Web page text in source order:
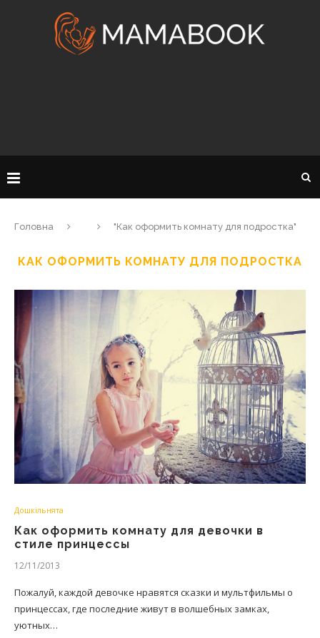
Головна "Как оформить комнату для подростка"
КАК ОФОРМИТЬ КОМНАТУ ДЛЯ ПОДРОСТКА
Дошкільнята
Как оформить комнату для девочки в
стиле принцессы
12/11/2013
Пожалуй, каждой девочке нравятся сказки и мультфильмы о
принцессах, где последние живут в волшебных замках,
уютных…